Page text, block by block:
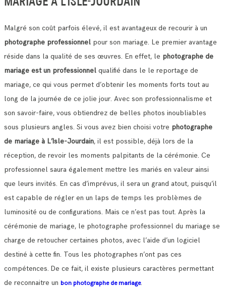
Malgré son coût parfois élevé, il est avantageux de recourir à un
photographe professionnel pour son mariage. Le premier avantage
réside dans la qualité de ses œuvres. En effet, le photographe de
mariage est un professionnel qualifié dans le le reportage de
mariage, ce qui vous permet d’obtenir les moments forts tout au
long de la journée de ce jolie jour. Avec son professionnalisme et
son savoir-faire, vous obtiendrez de belles photos inoubliables
sous plusieurs angles. Si vous avez bien choisi votre photographe
de mariage à L’Isle-Jourdain, il est possible, déjà lors de la
réception, de revoir les moments palpitants de la cérémonie. Ce
professionnel saura également mettre les mariés en valeur ainsi
que leurs invités. En cas d’imprévus, il sera un grand atout, puisqu’il
est capable de régler en un laps de temps les problèmes de
luminosité ou de configurations. Mais ce n’est pas tout. Après la
cérémonie de mariage, le photographe professionnel du mariage se
charge de retoucher certaines photos, avec l’aide d’un logiciel
destiné à cette fin. Tous les photographes n’ont pas ces
compétences. De ce fait, il existe plusieurs caractères permettant
de reconnaitre un bon photographe de mariage.